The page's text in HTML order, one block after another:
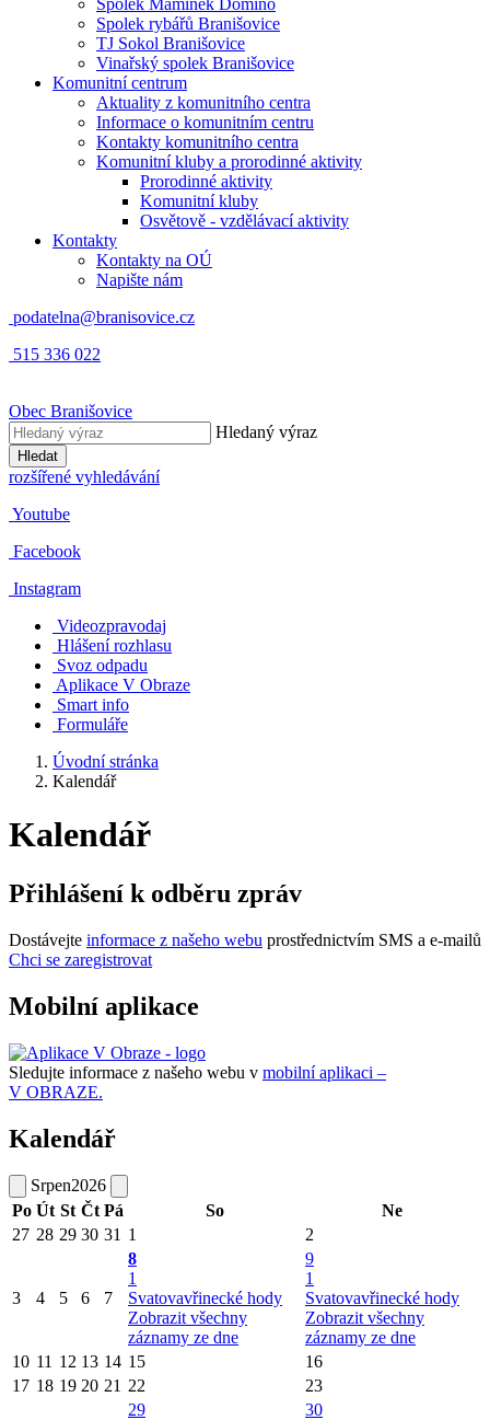
Spolek Maminek Domino
Spolek rybářů Branišovice
TJ Sokol Branišovice
Vinařský spolek Branišovice
Komunitní centrum
Aktuality z komunitního centra
Informace o komunitním centru
Kontakty komunitního centra
Komunitní kluby a prorodinné aktivity
Prorodinné aktivity
Komunitní kluby
Osvětově - vzdělávací aktivity
Kontakty
Kontakty na OÚ
Napište nám
podatelna@branisovice.cz
515 336 022
Obec Branišovice
Hledaný výraz
Hledat
rozšířené vyhledávání
Youtube
Facebook
Instagram
Videozpravodaj
Hlášení rozhlasu
Svoz odpadu
Aplikace V Obraze
Smart info
Formuláře
Úvodní stránka
Kalendář
Kalendář
Přihlášení k odběru zpráv
Dostávejte informace z našeho webu prostřednictvím SMS a e-mailů
Chci se zaregistrovat
Mobilní aplikace
Sledujte informace z našeho webu v mobilní aplikaci –
V OBRAZE.
Kalendář
Srpen2026
Po Út St Čt Pá So
Ne
27 28 29 30 31 1 2
3 4 5 6 7
8
1
Svatovavřinecké hody
Zobrazit všechny
záznamy ze dne
9
1
Svatovavřinecké hody
Zobrazit všechny
záznamy ze dne
10 11 12 13 14 15
16
17 18 19 20 21 22
23
29
30